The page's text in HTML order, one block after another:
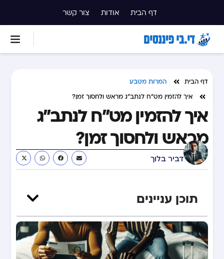
דף הבית אודות צור קשר
דף הבית
המרות מטבע
איך להזמין מט”ח לנתב”ג מראש ולחסוך זמן?
איך להזמין מט”ח לנתב”ג
מראש ולחסוך זמן?
דביר בלוך
תוכן עניינים